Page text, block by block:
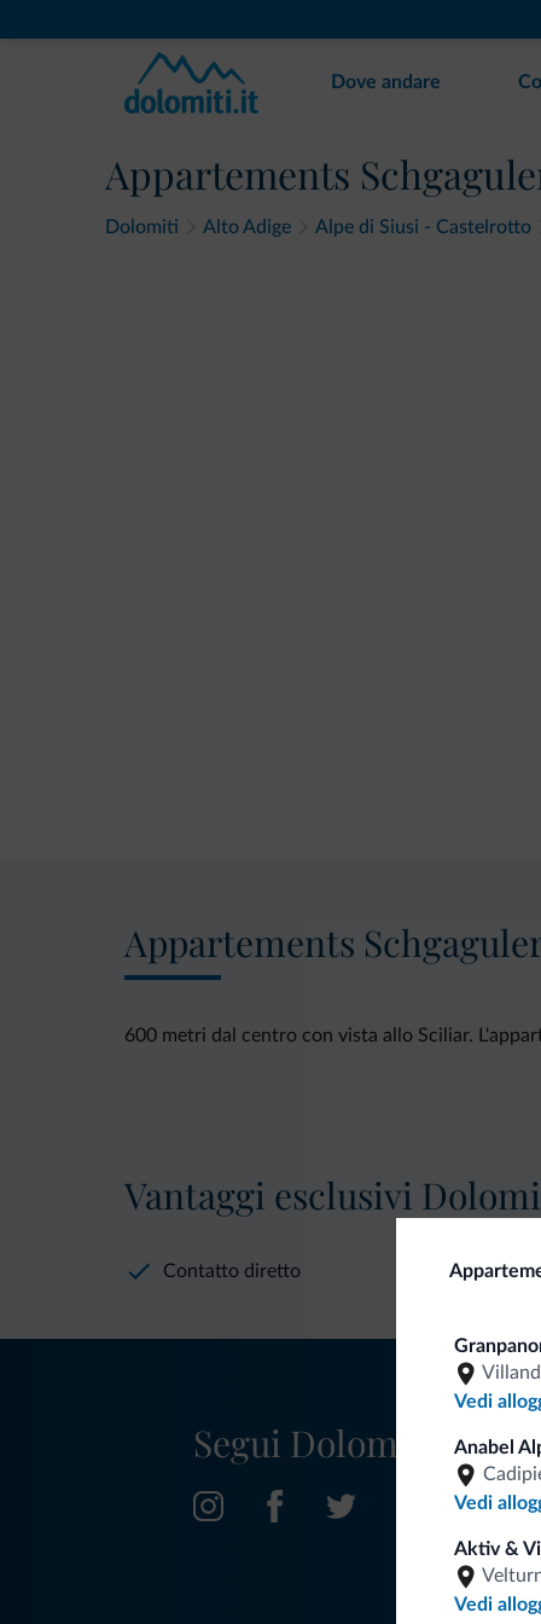
Dove andare
Appartements
Dolomiti Alto Adige Alpe di Siusi - Castelrotto
Appartements
600 metri dal centro con vista allo Sciliar.
Vedi
Anabel
Vedi
Aktiv &
Vedi
Vantaggi esclusivi
Contatto diretto
Segui Dolomiti.it